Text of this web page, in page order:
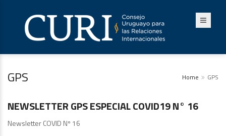
GPS Home GPS
GPS
NEWSLETTER GPS ESPECIAL COVID19 N° 16
Newsletter COVID Nº 16
GPS